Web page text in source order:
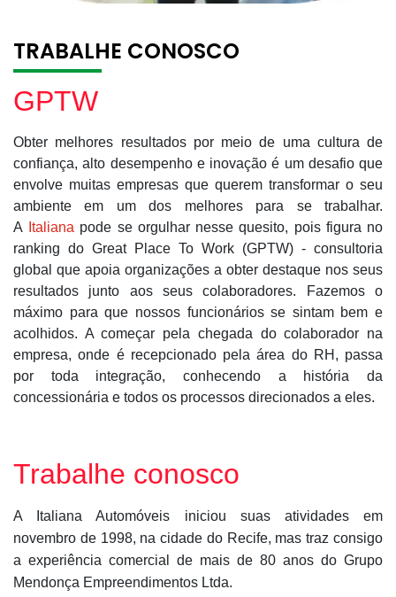
TRABALHE CONOSCO
GPTW
Obter melhores resultados por meio de uma cultura de
confiança, alto desempenho e inovação é um desafio que
envolve muitas empresas que querem transformar o seu
ambiente em um dos melhores para se trabalhar.
A
Italiana pode se orgulhar nesse quesito, pois figura no
ranking do Great Place To Work (GPTW) - consultoria
global que apoia organizações a obter destaque nos seus
resultados junto aos seus colaboradores.
Fazemos o
máximo para que nossos funcionários se sintam bem e
acolhidos. A começar pela chegada do colaborador na
empresa, onde é recepcionado pela área do RH, passa
por toda integração, conhecendo a história da
concessionária e todos os processos direcionados a eles.
Trabalhe conosco
A Italiana Automóveis iniciou suas atividades em
novembro de 1998, na cidade do Recife, mas traz consigo
a experiência comercial de mais de 80 anos do Grupo
Mendonça Empreendimentos Ltda.